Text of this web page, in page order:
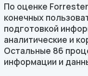
По оценке
конечных
подготовкой
аналитические и
Остальные 86
информации и